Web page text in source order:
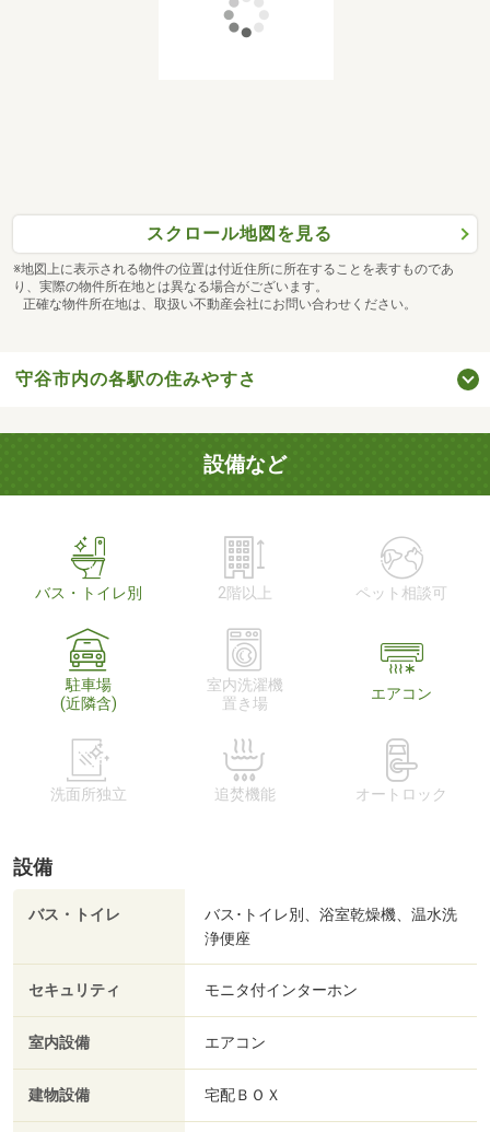
スクロール地図を見る
※地図上に表示される物件の位置は付近住所に所在することを表すものであ
り、実際の物件所在地とは異なる場合がございます。
正確な物件所在地は、取扱い不動産会社にお問い合わせください。
守谷市内の各駅の住みやすさ
設備など
バス・トイレ別 2階以上 ペット相談可
駐車場
(近隣含)
室内洗濯機
置き場
エアコン
洗面所独立 追焚機能 オートロック
設備
バス・トイレ
バス･トイレ別、浴室乾燥機、温水洗
浄便座
セキュリティ モニタ付インターホン
室内設備 エアコン
建物設備 宅配ＢＯＸ